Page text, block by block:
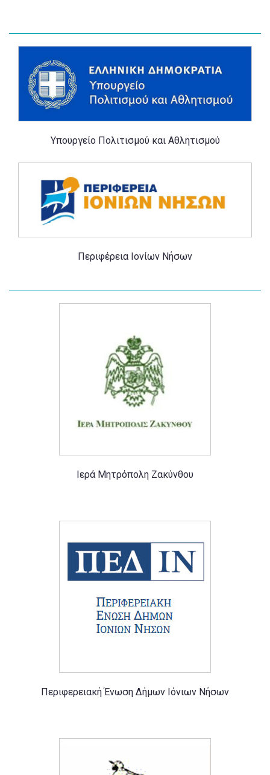
Υπουργείο Πολιτισμού και Αθλητισμού
Περιφέρεια Ιονίων Νήσων
Ιερά Μητρόπολη Ζακύνθου
Περιφερειακή Ένωση Δήμων Iόνιων Nήσων